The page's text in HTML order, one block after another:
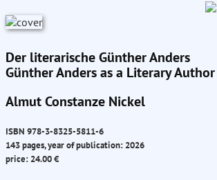
Der literarische Günther Anders
Günther Anders as a Literary Author
Almut Constanze Nickel
ISBN 978-3-8325-5811-6
143 pages, year of publication: 2026
price: 24.00 €